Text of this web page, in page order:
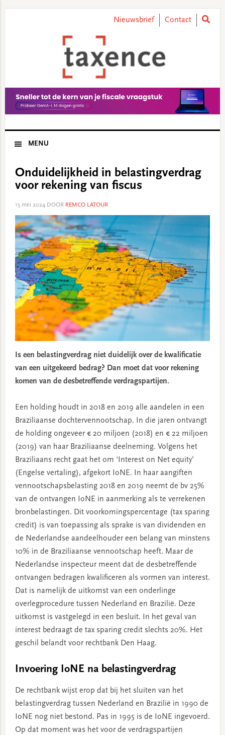
Nieuwsbrief Contact
MENU
Onduidelijkheid in belastingverdrag
voor rekening van fiscus
15 mei 2024DOOR REMCO LATOUR
Is een belastingverdrag niet duidelijk over de kwalificatie
van een uitgekeerd bedrag? Dan moet dat voor rekening
komen van de desbetreffende verdragspartijen.
Een holding houdt in 2018 en 2019 alle aandelen in een
Braziliaanse dochtervennootschap. In die jaren ontvangt
de holding ongeveer € 20 miljoen (2018) en € 22 miljoen
(2019) van haar Braziliaanse deelneming. Volgens het
Braziliaans recht gaat het om ‘Interest on Net equity’
(Engelse vertaling), afgekort IoNE. In haar aangiften
vennootschapsbelasting 2018 en 2019 neemt de bv 25%
van de ontvangen IoNE in aanmerking als te verrekenen
bronbelastingen. Dit voorkomingspercentage (tax sparing
credit) is van toepassing als sprake is van dividenden en
de Nederlandse aandeelhouder een belang van minstens
10% in de Braziliaanse vennootschap heeft. Maar de
Nederlandse inspecteur meent dat de desbetreffende
ontvangen bedragen kwalificeren als vormen van interest.
Dat is namelijk de uitkomst van een onderlinge
overlegprocedure tussen Nederland en Brazilië. Deze
uitkomst is vastgelegd in een besluit. In het geval van
interest bedraagt de tax sparing credit slechts 20%. Het
geschil belandt voor rechtbank Den Haag.
Invoering IoNE na belastingverdrag
De rechtbank wijst erop dat bij het sluiten van het
belastingverdrag tussen Nederland en Brazilië in 1990 de
IoNE nog niet bestond. Pas in 1995 is de IoNE ingevoerd.
Op dat moment was het voor de verdragspartijen